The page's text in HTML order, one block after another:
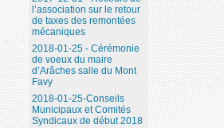
l’association sur le retour
de taxes des remontées
mécaniques
2018-01-25 - Cérémonie
de voeux du maire
d’Arâches salle du Mont
Favy
2018-01-25-Conseils
Municipaux et Comités
Syndicaux de début 2018